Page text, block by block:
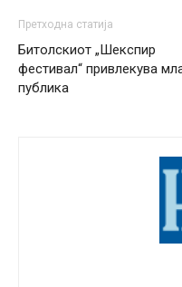
Претходна статија
Битолскиот „Шекспир
фестивал“ привлекува
публика